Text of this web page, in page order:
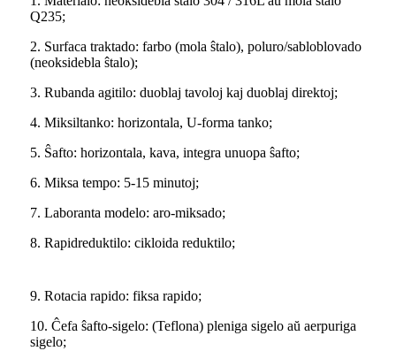
Q235;
2. Surfaca traktado: farbo (mola ŝtalo), poluro/sabloblovado
(neoksidebla ŝtalo);
3. Rubanda agitilo: duoblaj tavoloj kaj duoblaj direktoj;
4. Miksiltanko: horizontala, U-forma tanko;
5. Ŝafto: horizontala, kava, integra unuopa ŝafto;
6. Miksa tempo: 5-15 minutoj;
7. Laboranta modelo: aro-miksado;
8. Rapidreduktilo: cikloida reduktilo;
9. Rotacia rapido: fiksa rapido;
10. Ĉefa ŝafto-sigelo: (Teflona) pleniga sigelo aŭ aerpuriga
sigelo;